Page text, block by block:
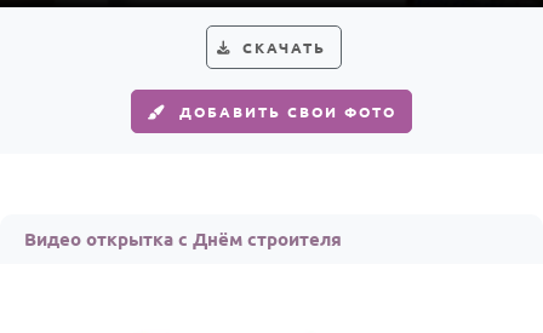
Женщине
Мужчине
Детям
СКАЧАТЬ
ДОБАВИТЬ СВОИ ФОТО
Видео открытка с Днём строителя